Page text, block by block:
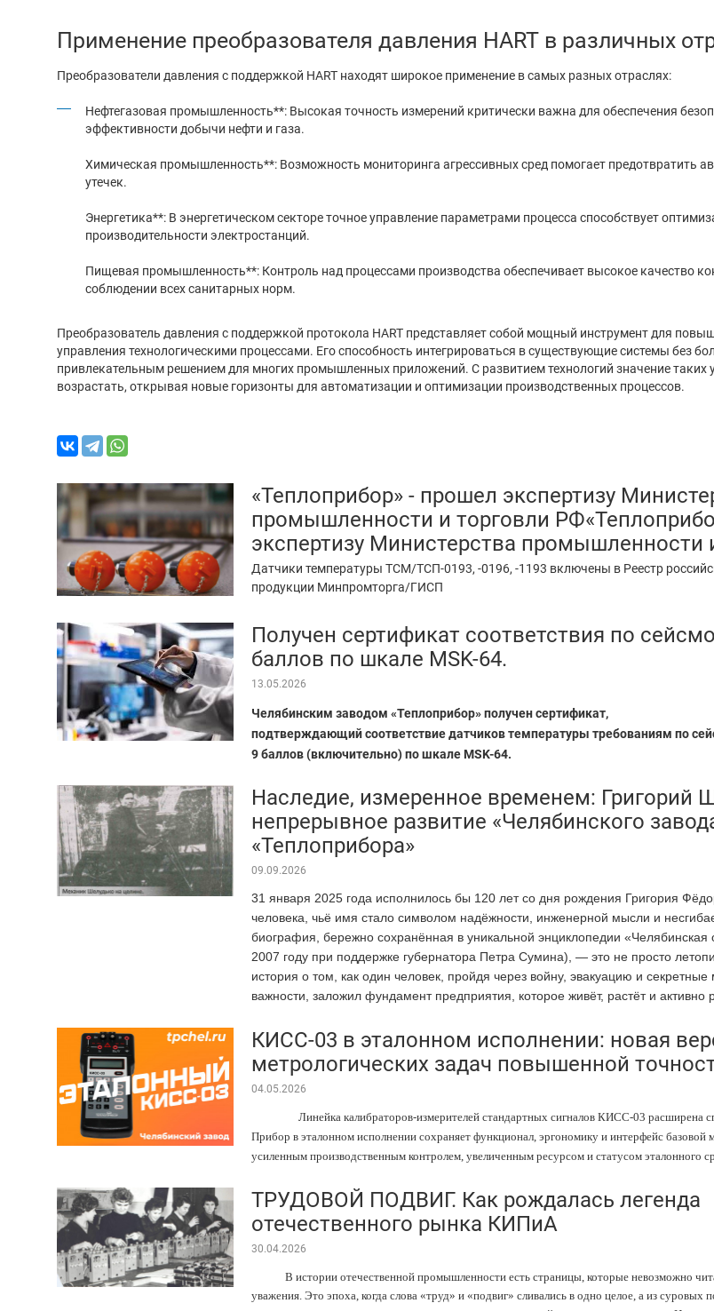
Применение преобразователя давления HART в различных
Преобразователи давления с поддержкой HART находят широкое применение в самых разных отраслях:
Нефтегазовая промышленность**: Высокая точность измерений критически важна для обеспечения
эффективности добычи нефти и газа.
Химическая промышленность**: Возможность мониторинга агрессивных сред помогает предотвратить
утечек.
Энергетика**: В энергетическом секторе точное управление параметрами процесса способствует
производительности электростанций.
Пищевая промышленность**: Контроль над процессами производства обеспечивает высокое качество
соблюдении всех санитарных норм.
Преобразователь давления с поддержкой протокола HART представляет собой мощный инструмент для
управления технологическими процессами. Его способность интегрироваться в существующие системы без
привлекательным решением для многих промышленных приложений. С развитием технологий значение таких
возрастать, открывая новые горизонты для автоматизации и оптимизации производственных процессов.
«Теплоприбор» - прошел экспертизу
промышленности и торговли
экспертизу Министерства промышленности
Датчики температуры ТСМ/ТСП-0193, -0196, -1193 включены в Реестр
продукции Минпромторга/ГИСП
Получен сертификат соответствия по
баллов по шкале MSK-64.
13.05.2026
Челябинским заводом «Теплоприбор» получен сертификат,
подтверждающий соответствие датчиков температуры требованиям по
9 баллов (включительно) по шкале MSK-64.
Наследие, измеренное временем: Григорий
непрерывное развитие «Челябинского
«Теплоприбора»
09.09.2026
31 января 2025 года исполнилось бы 120 лет со дня рождения Григория
человека, чьё имя стало символом надёжности, инженерной мысли и
биография, бережно сохранённая в уникальной энциклопедии «Челябинская
2007 году при поддержке губернатора Петра Сумина), — это не просто
история о том, как один человек, пройдя через войну, эвакуацию и секретные
важности, заложил фундамент предприятия, которое живёт, растёт и активно
КИСС-03 в эталонном исполнении: новая
метрологических задач повышенной
04.05.2026
Линейка калибраторов-измерителей стандартных сигналов КИСС-03 расширена
Прибор в эталонном исполнении сохраняет функционал, эргономику и интерфейс базовой
усиленным производственным контролем, увеличенным ресурсом и статусом эталонного
ТРУДОВОЙ ПОДВИГ. Как рождалась легенда
отечественного рынка КИПиА
30.04.2026
В истории отечественной промышленности есть страницы, которые невозможно
уважения. Это эпоха, когда слова «труд» и «подвиг» сливались в одно целое, а из суровых